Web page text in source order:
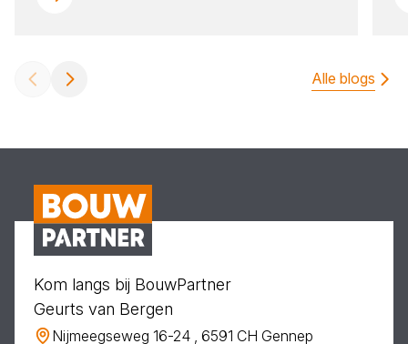
Alle blogs
Kom langs bij BouwPartner
Geurts van Bergen
Nijmeegseweg 16-24 , 6591 CH Gennep